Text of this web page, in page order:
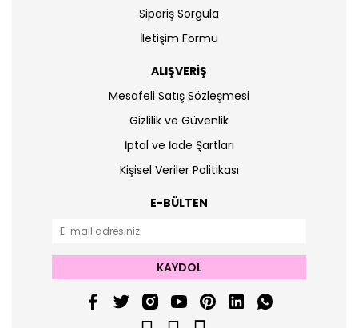
Sipariş Sorgula
İletişim Formu
ALIŞVERİŞ
Mesafeli Satış Sözleşmesi
Gizlilik ve Güvenlik
İptal ve İade Şartları
Kişisel Veriler Politikası
E-BÜLTEN
KAYDOL